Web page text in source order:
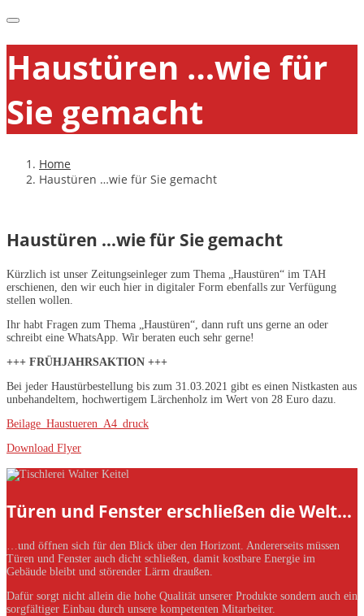
Haustüren …wie für
Sie gemacht
Home
Haustüren …wie für Sie gemacht
Haustüren …wie für Sie gemacht
Kürzlich ist unser Zeitungseinleger zum Thema „Haustüren“ im TAH
erschienen, den wir euch hier in digitaler Form ebenfalls zur Verfügung
stellen wollen.
Ihr habt Fragen zum Thema „Haustüren“, dann ruft uns gerne an oder
schreibt eine WhatsApp. Wir beraten euch sehr gerne!
+++ FRÜHJAHRSAKTION +++
Bei jeder Haustürbestellung bis zum 31.03.2021 gibt es einen Nistkasten aus
unbehandeltem, hochwertigem Lärchenholz im Wert von 28 Euro dazu.
Beilage_Haustueren_A4_druck
Download Flyer
Türen und Fenster erschließen die Welt…
…und öffnen sich für den Blick über den Horizont. Andererseits müssen
Türen und Fenster auch dicht schließen, damit kostbare Energie im
Gebäude bleibt und störender Lärm draußen.
Dafür sorgt nicht allein die hohe Qualität unserer Produkte sondern auch ein
sorgfältiger Einbau durch unsere kompetenten Mitarbeiter.